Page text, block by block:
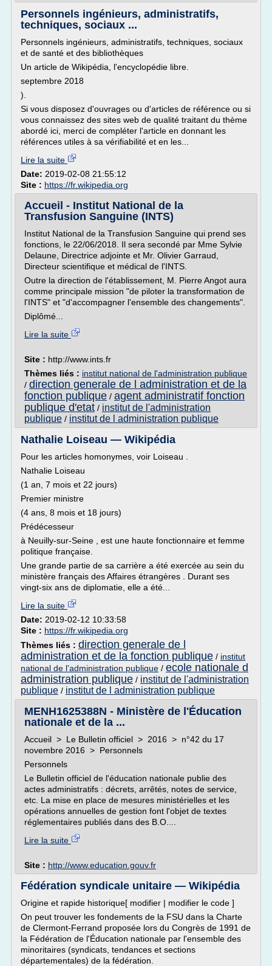
Personnels ingénieurs, administratifs,
techniques, sociaux ...
Personnels ingénieurs, administratifs, techniques, sociaux
et de santé et des bibliothèques
Un article de Wikipédia, l'encyclopédie libre.
septembre 2018
).
Si vous disposez d'ouvrages ou d'articles de référence ou si
vous connaissez des sites web de qualité traitant du thème
abordé ici, merci de compléter l'article en donnant les
références utiles à sa vérifiabilité et en les...
Lire la suite
Date: 2019-02-08 21:55:12
Site : https://fr.wikipedia.org
Accueil - Institut National de la
Transfusion Sanguine (INTS)
Institut National de la Transfusion Sanguine qui prend ses
fonctions, le 22/06/2018. Il sera secondé par Mme Sylvie
Delaune, Directrice adjointe et Mr. Olivier Garraud,
Directeur scientifique et médical de l'INTS.
Outre la direction de l'établissement, M. Pierre Angot aura
comme principale mission "de piloter la transformation de
l'INTS" et "d'accompagner l'ensemble des changements".
Diplômé...
Lire la suite
Site : http://www.ints.fr
Thèmes liés : institut national de l'administration publique
/ direction generale de l administration et de la
fonction publique / agent administratif fonction
publique d'etat / institut de l'administration
publique / institut de l administration publique
Nathalie Loiseau — Wikipédia
Pour les articles homonymes, voir Loiseau .
Nathalie Loiseau
(1 an, 7 mois et 22 jours)
Premier ministre
(4 ans, 8 mois et 18 jours)
Prédécesseur
à Neuilly-sur-Seine , est une haute fonctionnaire et femme
politique française.
Une grande partie de sa carrière a été exercée au sein du
ministère français des Affaires étrangères . Durant ses
vingt-six ans de diplomatie, elle a été...
Lire la suite
Date: 2019-02-12 10:33:58
Site : https://fr.wikipedia.org
Thèmes liés : direction generale de l
administration et de la fonction publique / institut
national de l'administration publique / ecole nationale d
administration publique / institut de l'administration
publique / institut de l administration publique
MENH1625388N - Ministère de l'Éducation
nationale et de la ...
Accueil > Le Bulletin officiel > 2016 > n°42 du 17
novembre 2016 > Personnels
Personnels
Le Bulletin officiel de l'éducation nationale publie des
actes administratifs : décrets, arrêtés, notes de service,
etc. La mise en place de mesures ministérielles et les
opérations annuelles de gestion font l'objet de textes
réglementaires publiés dans des B.O....
Lire la suite
Site : http://www.education.gouv.fr
Fédération syndicale unitaire — Wikipédia
Origine et rapide historique[ modifier | modifier le code ]
On peut trouver les fondements de la FSU dans la Charte
de Clermont-Ferrand proposée lors du Congrès de 1991 de
la Fédération de l'Éducation nationale par l'ensemble des
minoritaires (syndicats, tendances et sections
départementales) de la fédération.